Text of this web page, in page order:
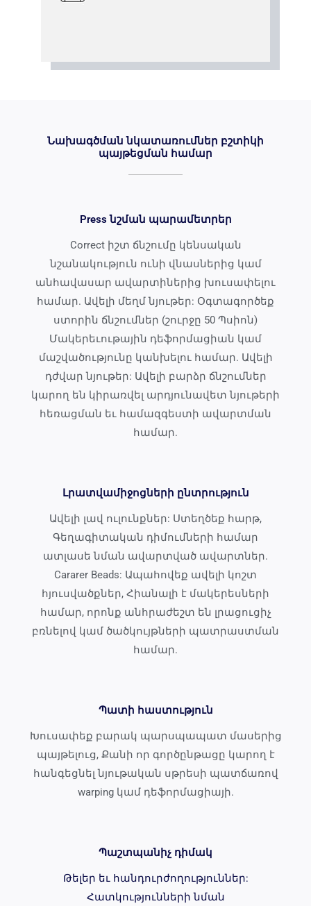
Նախագծման նկատառումներ բշտիկի
պայթեցման համար
Press նշման պարամետրեր
Correct իշտ ճնշումը կենսական
նշանակություն ունի վնասներից կամ
անհավասար ավարտիներից խուսափելու
համար. Ավելի մեղմ նյութեր: Օգտագործեք
ստորին ճնշումներ (շուրջը 50 Պսիոն)
Մակերեւութային դեֆորմացիան կամ
մաշվածությունը կանխելու համար. Ավելի
դժվար նյութեր: Ավելի բարձր ճնշումներ
կարող են կիրառվել արդյունավետ նյութերի
հեռացման եւ համազգեստի ավարտման
համար.
Լրատվամիջոցների ընտրություն
Ավելի լավ ուլունքներ: Ստեղծեք հարթ,
Գեղագիտական ​​դիմումների համար
ատլասե նման ավարտված ավարտներ.
Cararer Beads: Ապահովեք ավելի կոշտ
հյուսվածքներ, Հիանալի է մակերեսների
համար, որոնք անհրաժեշտ են լրացուցիչ
բռնելով կամ ծածկույթների պատրաստման
համար.
Պատի հաստություն
Խուսափեք բարակ պարսպապատ մասերից
պայթելուց, Քանի որ գործընթացը կարող է
հանգեցնել նյութական սթրեսի պատճառով
warping կամ դեֆորմացիայի.
Պաշտպանիչ դիմակ
Թելեր եւ հանդուրժողություններ:
Հատկությունների նման